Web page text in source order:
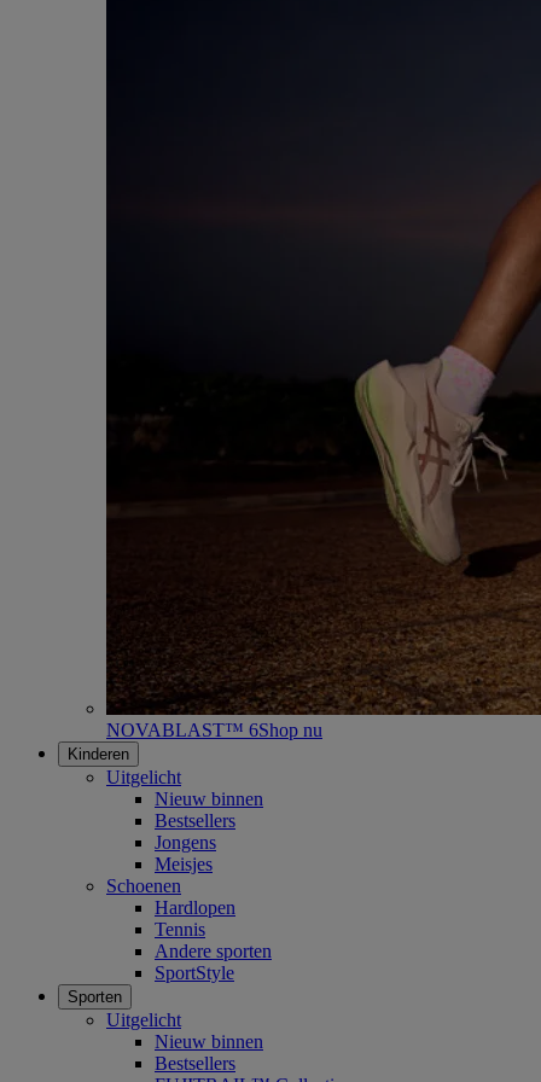
NOVABLAST™ 6Shop nu
Kinderen
Uitgelicht
Nieuw binnen
Bestsellers
Jongens
Meisjes
Schoenen
Hardlopen
Tennis
Andere sporten
SportStyle
Sporten
Uitgelicht
Nieuw binnen
Bestsellers